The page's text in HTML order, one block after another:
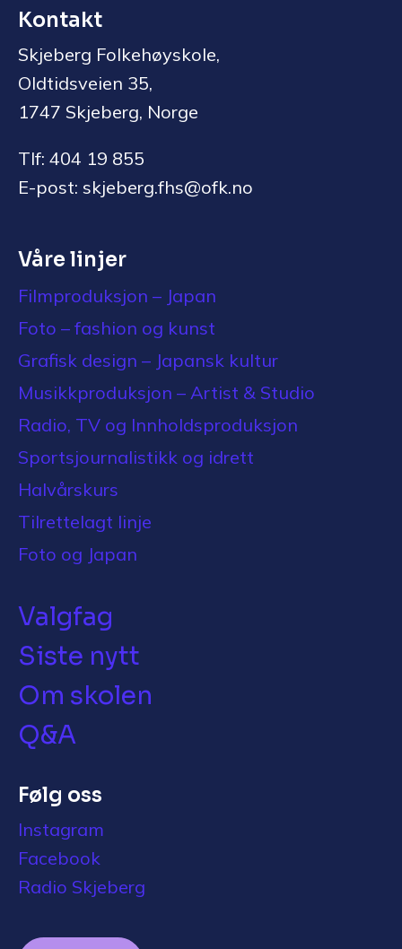
Kontakt
Skjeberg Folkehøyskole,
Oldtidsveien 35,
1747 Skjeberg, Norge
Tlf: 404 19 855
E-post: skjeberg.fhs@ofk.no
Våre linjer
Filmproduksjon – Japan
Foto – fashion og kunst
Grafisk design – Japansk kultur
Musikkproduksjon – Artist & Studio
Radio, TV og Innholdsproduksjon
Sportsjournalistikk og idrett
Halvårskurs
Tilrettelagt linje
Foto og Japan
Valgfag
Siste nytt
Om skolen
Q&A
Følg oss
Instagram
Facebook
Radio Skjeberg